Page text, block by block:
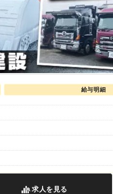
給与明細
求人を見る